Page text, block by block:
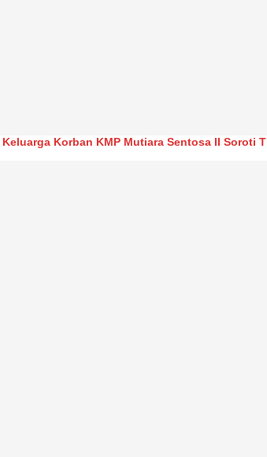
Korban KMP Mutiara Sentosa II Soroti